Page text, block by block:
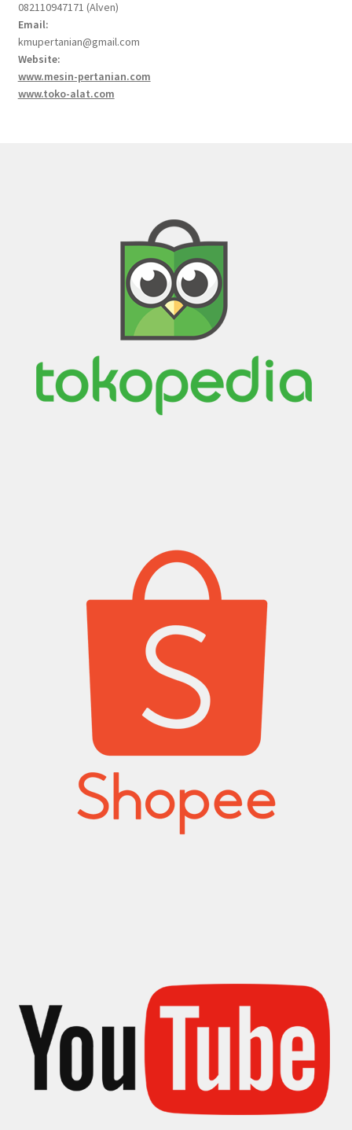
082110947171 (Alven)
Email:
kmupertanian@gmail.com
Website:
www.mesin-pertanian.com
www.toko-alat.com